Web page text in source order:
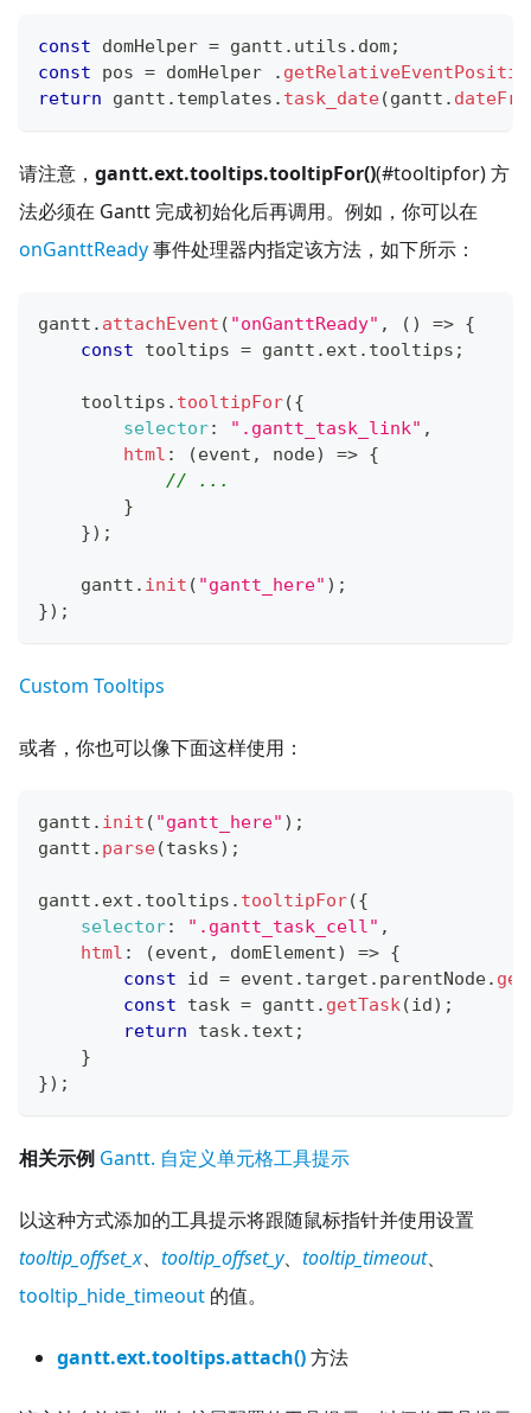
const domHelper = gantt . utils . dom;
const pos = domHelper .
return gantt . templates . task_date(gantt .
请注意， gantt.ext.tooltips.tooltipFor()(#tooltipfor) 方
法必须在 Gantt 完成初始化后再调用。例如，你可以在
onGanttReady事件处理器内指定该方法，如下所示：
gantt . attachEvent ( "onGanttReady" , ( ) => {
const tooltips = gantt . ext . tooltips ;
    tooltips
. tooltipFor({
selector: ".gantt_task_link" ,
html : (event , node) => {
// ...
}
}) ;
    gantt
. init ( "gantt_here" ) ;
}) ;
Custom Tooltips
或者，你也可以像下面这样使用：
gantt . init ( "gantt_here" ) ;
gantt . parse(tasks) ;
gantt . ext . tooltips . tooltipFor({
selector: ".gantt_task_cell" ,
html : (event , domElement) => {
const id = event . target . parentNode.
const task = gantt . getTask(id) ;
return task. text ;
}
}) ;
相关示例 Gantt. 自定义单元格工具提示
以这种方式添加的工具提示将跟随鼠标指针并使用设置
tooltip_offset_x、 tooltip_offset_y、 tooltip_timeout、
tooltip_hide_timeout 的值。
gantt.ext.tooltips.attach()方法